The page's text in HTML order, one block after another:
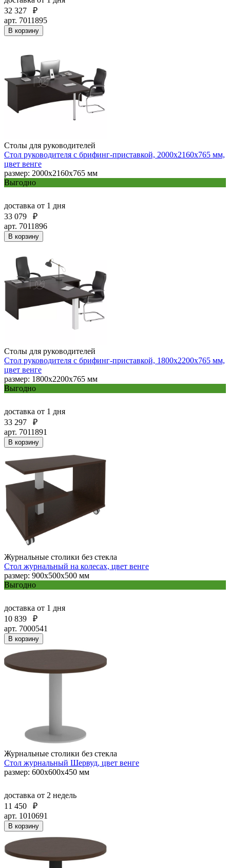
32 327
₽
арт. 7011895
В корзину
Столы для руководителей
Стол руководителя с брифинг-приставкой, 2000х2160х765 мм,
цвет венге
размер: 2000х2160х765 мм
Выгодно
доставка от 1 дня
33 079
₽
арт. 7011896
В корзину
Столы для руководителей
Стол руководителя с брифинг-приставкой, 1800х2200х765 мм,
цвет венге
размер: 1800х2200х765 мм
Выгодно
доставка от 1 дня
33 297
₽
арт. 7011891
В корзину
Журнальные столики без стекла
Стол журнальный на колесах, цвет венге
размер: 900х500х500 мм
Выгодно
доставка от 1 дня
10 839
₽
арт. 7000541
В корзину
Журнальные столики без стекла
Стол журнальный Шервуд, цвет венге
размер: 600х600х450 мм
доставка от 2 недель
11 450
₽
арт. 1010691
В корзину